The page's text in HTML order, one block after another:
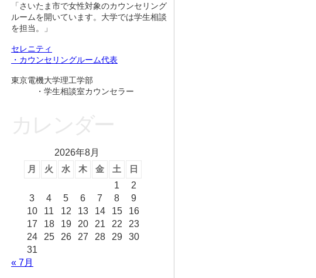
「さいたま市で女性対象のカウンセリング
ルームを開いています。大学では学生相談
を担当。」
セレニティ
・カウンセリングルーム代表
東京電機大学理工学部
・学生相談室カウンセラー
2026年8月
月 火 水 木 金 土 日
1
2
3
4 5 6 7 8
9
10
11 12 13 14 15
16
17
18 19 20 21 22
23
24
25 26 27 28 29
30
31
« 7月